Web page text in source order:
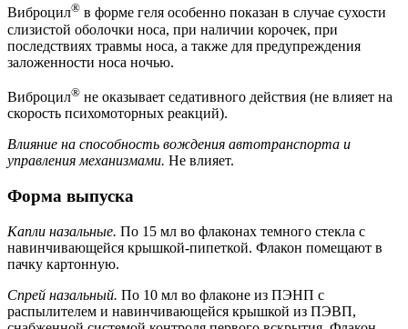
Виброцил® в форме геля особенно показан в случае сухости
слизистой оболочки носа, при наличии корочек, при
последствиях травмы носа, а также для предупреждения
заложенности носа ночью.
Виброцил® не оказывает седативного действия (не влияет на
скорость психомоторных реакций).
Влияние на способность вождения автотранспорта и
управления механизмами. Не влияет.
Форма выпуска
Капли назальные. По 15 мл во флаконах темного стекла с
навинчивающейся крышкой-пипеткой. Флакон помещают в
пачку картонную.
Спрей назальный. По 10 мл во флаконе из ПЭНП с
распылителем и навинчивающейся крышкой из ПЭВП,